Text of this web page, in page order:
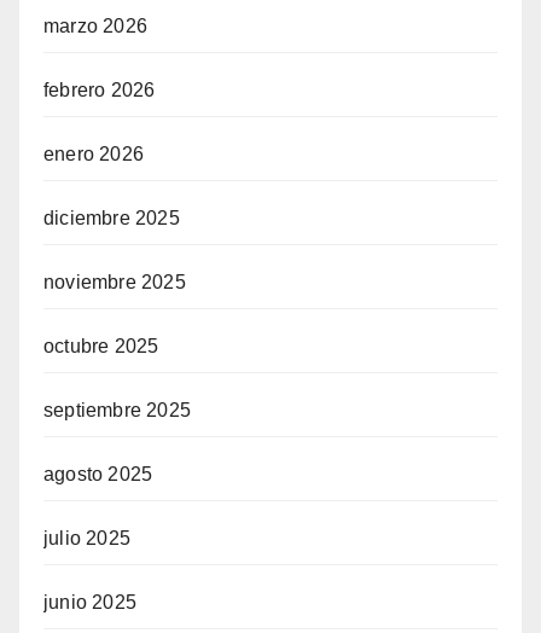
marzo 2026
febrero 2026
enero 2026
diciembre 2025
noviembre 2025
octubre 2025
septiembre 2025
agosto 2025
julio 2025
junio 2025